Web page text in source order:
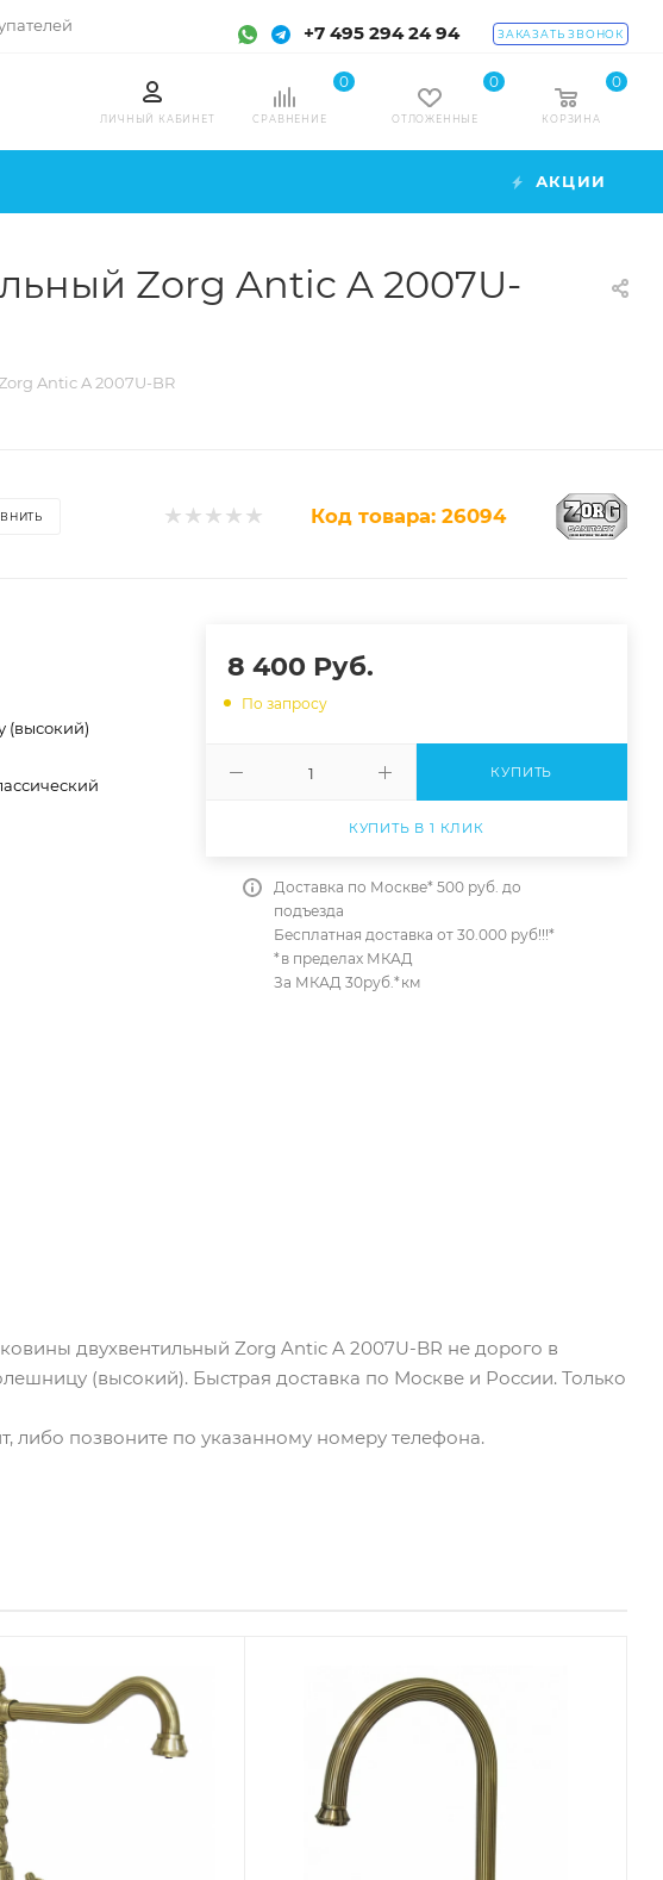
+7 495 294 24 94 ЗАКАЗАТЬ ЗВОНОК
ЛИЧНЫЙ КАБИНЕТ СРАВНЕНИЕ
0
ОТЛОЖЕННЫЕ
0
КОРЗИНА
0
АКЦИИ
Zorg Antic A 2007U-
Antic A 2007U-BR
Код товара: 26094
(высокий)
8 400 Руб.
По запросу
КУПИТЬ
КУПИТЬ В 1 КЛИК
Доставка по Москве* 500 руб. до
подъезда
Бесплатная доставка от 30.000 руб!!!*
*в пределах МКАД
За МКАД 30руб.*км
двухвентильный Zorg Antic A 2007U-BR не дорого в
(высокий). Быстрая доставка по Москве и России. Только
либо позвоните по указанному номеру телефона.